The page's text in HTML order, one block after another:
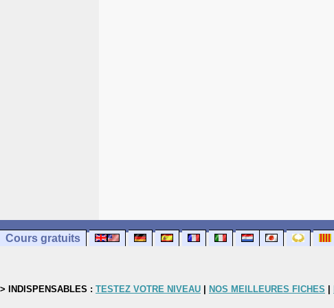
Cours gratuits
> INDISPENSABLES : TESTEZ VOTRE NIVEAU NOS MEILLEURES FICHES